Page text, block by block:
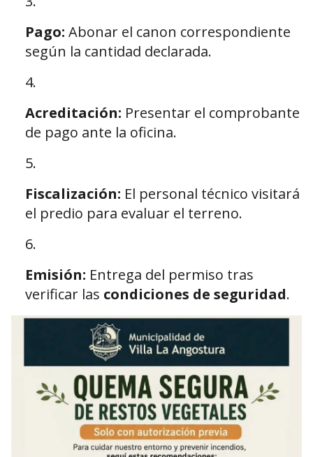
Pago: Abonar el canon correspondiente
según la cantidad declarada.
Acreditación: Presentar el comprobante
de pago ante la oficina.
Fiscalización: El personal técnico visitará
el predio para evaluar el terreno.
Emisión: Entrega del permiso tras
verificar las condiciones de seguridad.